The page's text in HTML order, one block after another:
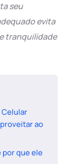
seu
evita
tranquilidade
Celular
ao
por que ele